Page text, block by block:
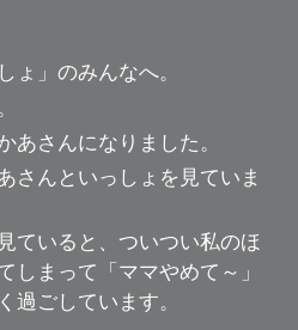
ょ」のみんなへ。
あさんになりました。
さんといっしょを見ていま
ていると、ついつい私のほ
しまって「ママやめて～」
過ごしています。